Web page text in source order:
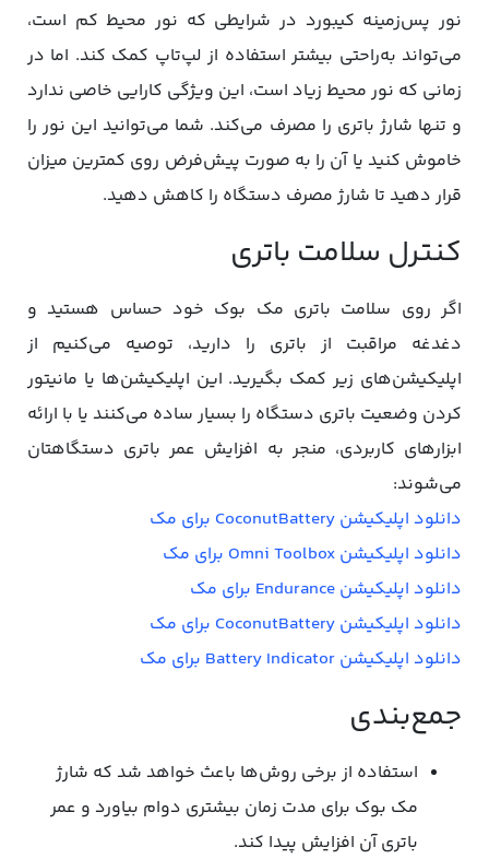
نور پس‌زمینه کیبورد در شرایطی که نور محیط کم است،
می‌تواند به‌راحتی بیشتر استفاده از لپ‌تاپ کمک کند. اما در
زمانی که نور محیط زیاد است، این ویژگی کارایی خاصی ندارد
و تنها شارژ باتری را مصرف می‌کند. شما می‌توانید این نور را
خاموش کنید یا آن را به صورت پیش‌فرض روی کمترین میزان
قرار دهید تا شارژ مصرف دستگاه را کاهش دهید.
کنترل سلامت باتری
اگر روی سلامت باتری مک بوک خود حساس هستید و
دغدغه مراقبت از باتری را دارید، توصیه می‌کنیم از
اپلیکیشن‌های زیر کمک بگیرید. این اپلیکیشن‌ها یا مانیتور
کردن وضعیت باتری دستگاه را بسیار ساده می‌کنند یا با ارائه
ابزارهای کاربردی، منجر به افزایش عمر باتری دستگاهتان
می‌شوند:
دانلود اپلیکیشن CoconutBattery برای مک
دانلود اپلیکیشن Omni Toolbox برای مک
دانلود اپلیکیشن Endurance برای مک
دانلود اپلیکیشن CoconutBattery برای مک
دانلود اپلیکیشن Battery Indicator برای مک
جمع‌بندی
استفاده از برخی روش‌ها باعث خواهد شد که شارژ
مک بوک برای مدت زمان بیشتری دوام بیاورد و عمر
باتری آن افزایش پیدا کند.